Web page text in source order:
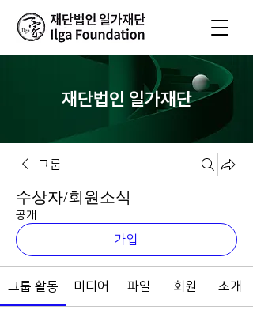
재단법인 일가재단
그룹
수상자/회원소식
공개
가입
그룹 활동 미디어 파일 회원 소개